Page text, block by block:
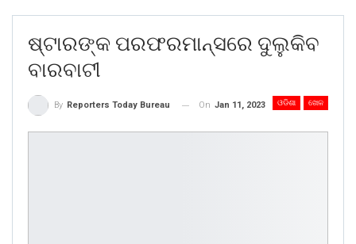
ଷ୍ଟାରଙ୍କ ପରଫରମାନ୍ସରେ ଦୁଲୁକିବ
ବାରବାଟୀ
ଓଡିଶା ଖେଳ
By Reporters Today Bureau On Jan 11, 2023